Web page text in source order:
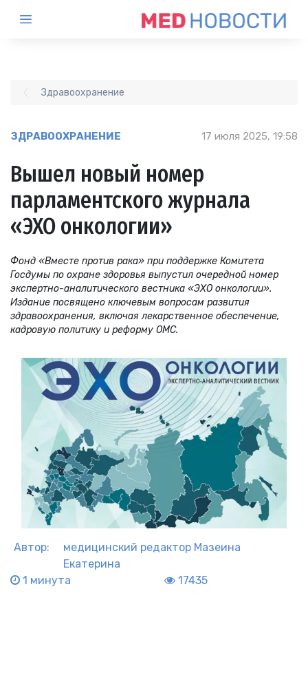
Здравоохранение
ЗДРАВООХРАНЕНИЕ 17 июля 2025, 19:58
Вышел новый номер
парламентского журнала
«ЭХО онкологии»
Фонд «Вместе против рака» при поддержке Комитета
Госдумы по охране здоровья выпустил очередной номер
экспертно-аналитического вестника «ЭХО онкологии».
Издание посвящено ключевым вопросам развития
здравоохранения, включая лекарственное обеспечение,
кадровую политику и реформу ОМС.
Автор: медицинский редактор Мазеина
Екатерина
1 минута
17435